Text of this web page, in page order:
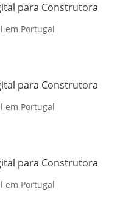
para Construtora
em Portugal
para Construtora
em Portugal
para Construtora
em Portugal